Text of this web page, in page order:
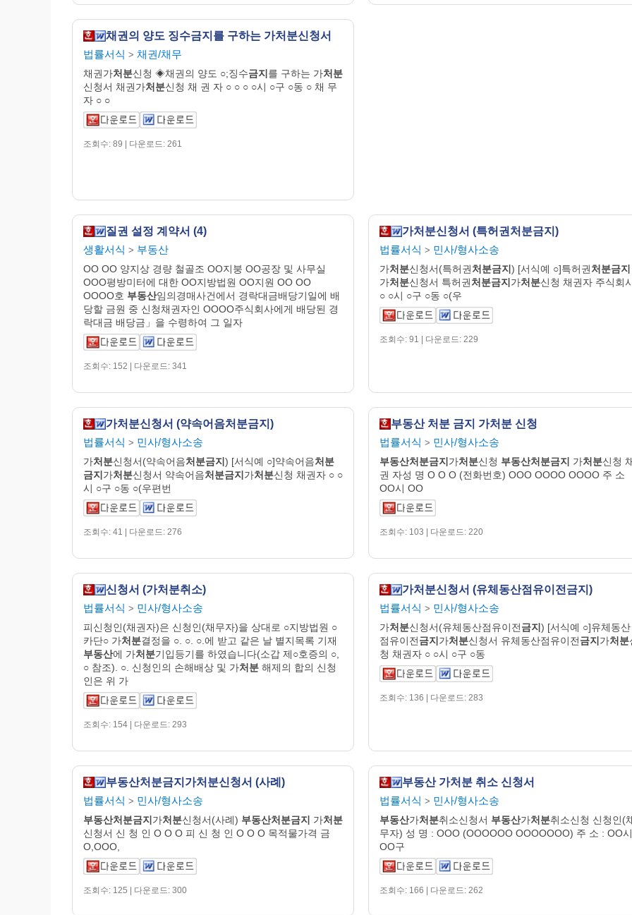
채권의 양도 징수금지를 구하는 가처분신청서
법률서식 > 채권/채무
채권가처분신청 ◈채권의 양도 ○;징수금지를 구하는 가처분
신청서 채권가처분신청 채 권 자 ○ ○ ○ ○시 ○구 ○동 ○ 채 무
자 ○ ○
조회수: 89 | 다운로드: 261
질권 설정 계약서 (4)
생활서식 > 부동산
OO OO 양지상 경량 철골조 OO지붕 OO공장 및 사무실
OOO평방미터에 대한 OO지방법원 OO지원 OO OO
OOOO호 부동산임의경매사건에서 경락대금배당기일에 배
당할 금원 중 신청채권자인 OOOO주식회사에게 배당된 경
락대금 배당금」을 수령하여 그 일자
조회수: 152 | 다운로드: 341
가처분신청서 (특허권처분금지)
법률서식 > 민사/형사소송
가처분신청서(특허권처분금지) [서식예 ○]특허권처분금지
가처분신청서 특허권처분금지가처분신청 채권자 주식회
○ ○시 ○구 ○동 ○(우
조회수: 91 | 다운로드: 229
가처분신청서 (약속어음처분금지)
법률서식 > 민사/형사소송
가처분신청서(약속어음처분금지) [서식예 ○]약속어음처분
금지가처분신청서 약속어음처분금지가처분신청 채권자 ○ ○
시 ○구 ○동 ○(우편번
조회수: 41 | 다운로드: 276
부동산 처분 금지 가처분 신청
법률서식 > 민사/형사소송
부동산처분금지가처분신청 부동산처분금지 가처분신청
권 자성 명 O O O (전화번호) OOO OOOO OOOO 주 소
OO시 OO
조회수: 103 | 다운로드: 220
신청서 (가처분취소)
법률서식 > 민사/형사소송
피신청인(채권자)은 신청인(채무자)을 상대로 ○지방법원 ○
카단○ 가처분결정을 ○. ○. ○.에 받고 같은 날 별지목록 기재
부동산에 가처분기입등기를 하였습니다(소갑 제○호증의 ○,
○ 참조). ○. 신청인의 손해배상 및 가처분 해제의 합의 신청
인은 위 가
조회수: 154 | 다운로드: 293
가처분신청서 (유체동산점유이전금지)
법률서식 > 민사/형사소송
가처분신청서(유체동산점유이전금지) [서식예 ○]유체동산
점유이전금지가처분신청서 유체동산점유이전금지가처분
청 채권자 ○ ○시 ○구 ○동
조회수: 136 | 다운로드: 283
부동산처분금지가처분신청서 (사례)
법률서식 > 민사/형사소송
부동산처분금지가처분신청서(사례) 부동산처분금지 가처분
신청서 신 청 인 O O O 피 신 청 인 O O O 목적물가격 금
O,OOO,
조회수: 125 | 다운로드: 300
부동산 가처분 취소 신청서
법률서식 > 민사/형사소송
부동산가처분취소신청서 부동산가처분취소신청 신청인(
무자) 성 명 : OOO (OOOOOO OOOOOOO) 주 소 : OO시
OO구
조회수: 166 | 다운로드: 262